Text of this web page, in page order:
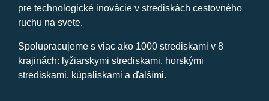
pre technologické inovácie v strediskách cestovného
ruchu na svete.
Spolupracujeme s viac ako 1000 strediskami v 8
krajinách: lyžiarskymi strediskami, horskými
strediskami, kúpaliskami a ďalšími.